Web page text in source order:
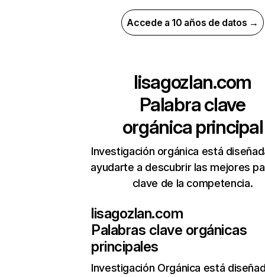
Accede a 10 años de datos →
lisagozlan.com
Palabra clave
orgánica principal
Investigación orgánica está
ayudarte a descubrir las mejores
clave de la competencia.
lisagozlan.com
Palabras clave orgánicas
principales
Investigación Orgánica está